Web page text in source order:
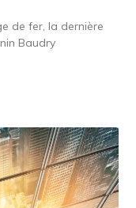
de fer, la dernière
Baudry